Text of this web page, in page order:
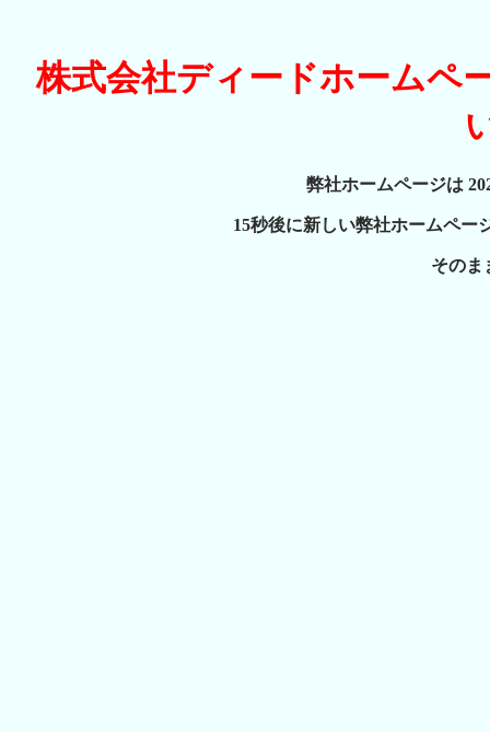
株式会社ディードホームペ
弊社ホームページは
15秒後に新しい弊社ホームペー
そのま